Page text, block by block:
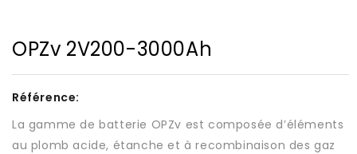
OPZv 2V200-3000Ah
Référence:
La gamme de batterie OPZv est composée d’éléments
au plomb acide, étanche et à recombinaison des gaz